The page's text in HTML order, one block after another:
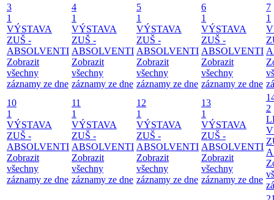
3
1
VÝSTAVA
ZUŠ -
ABSOLVENTI
Zobrazit
všechny
záznamy ze dne
4
1
VÝSTAVA
ZUŠ -
ABSOLVENTI
Zobrazit
všechny
záznamy ze dne
5
1
VÝSTAVA
ZUŠ -
ABSOLVENTI
Zobrazit
všechny
záznamy ze dne
6
1
VÝSTAVA
ZUŠ -
ABSOLVENTI
Zobrazit
všechny
záznamy ze dne
7
1
10
1
VÝSTAVA
ZUŠ -
ABSOLVENTI
Zobrazit
všechny
záznamy ze dne
11
1
VÝSTAVA
ZUŠ -
ABSOLVENTI
Zobrazit
všechny
záznamy ze dne
12
1
VÝSTAVA
ZUŠ -
ABSOLVENTI
Zobrazit
všechny
záznamy ze dne
13
1
VÝSTAVA
ZUŠ -
ABSOLVENTI
Zobrazit
všechny
záznamy ze dne
2